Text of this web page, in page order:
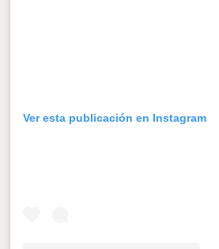
Ver esta publicación en Instagram